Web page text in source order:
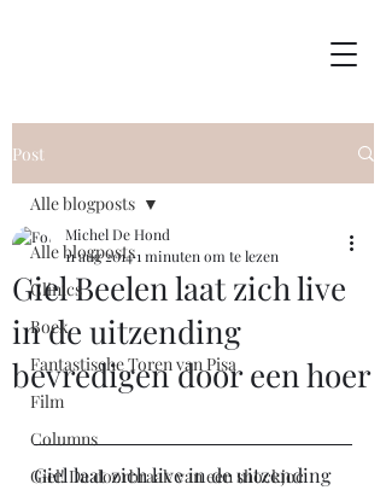
Post
Alle blogposts
Clinics
Boek
Fantastische Toren van Pisa
Film
Columns
Giel! De doorbraak van een shockjoc
Alle blogposts
Giel Beelen laat zich live
in de uitzending
bevredigen door een hoer
Michel De Hond
11 aug 20141 minuten om te lezen
Giel laat zich live in de uitzending